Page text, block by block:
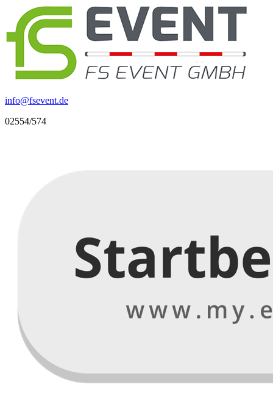
info@fsevent.de
02554/574